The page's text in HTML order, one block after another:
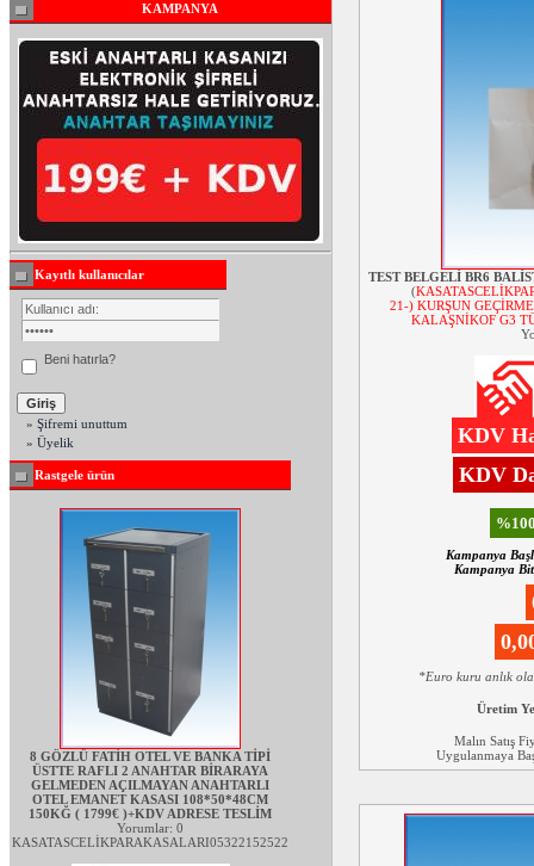
KAMPANYA
Kayıtlı kullanıcılar
Beni hatırla?
» Şifremi unuttum
» Üyelik
Rastgele ürün
8 GÖZLÜ FATİH OTEL VE BANKA TİPİ
ÜSTTE RAFLI 2 ANAHTAR BİRARAYA
GELMEDEN AÇILMAYAN ANAHTARLI
OTEL EMANET KASASI 108*50*48CM
150KĞ ( 1799€ )+KDV ADRESE TESLİM
Yorumlar: 0
KASATASCELİKPARAKASALARI05322152522
TEST BELGELİ BR6
(
21-) KURŞUN
KALAŞNİKOF G3
KDV
KDV
Kampanya
Kampanya
*Euro kuru anlık
Üretim
Malın Satış
Uygulanmaya